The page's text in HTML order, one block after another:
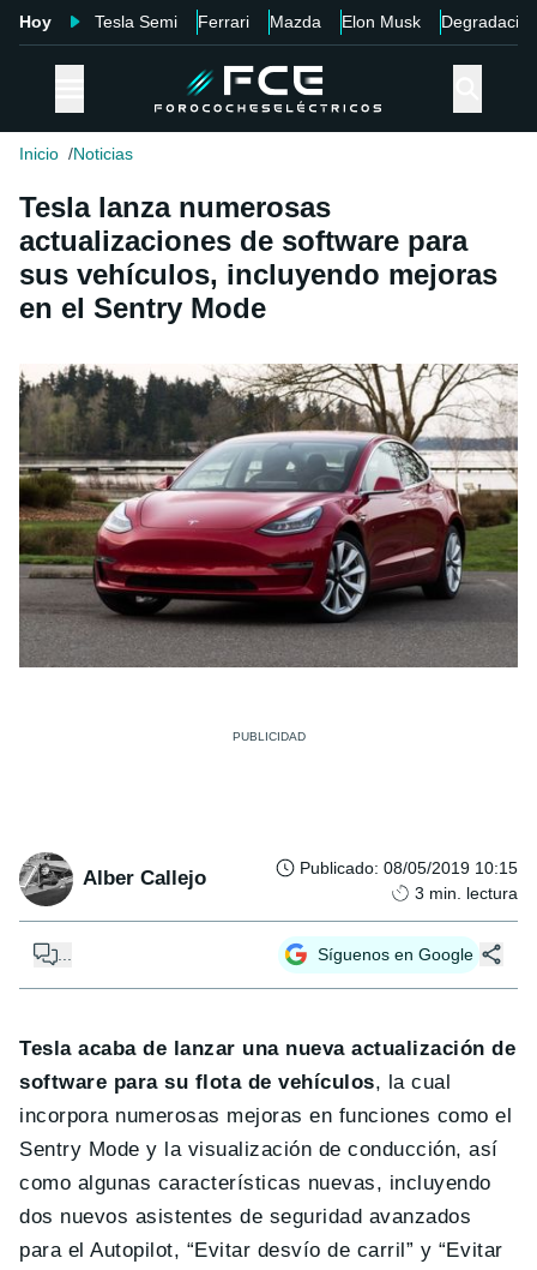
Hoy Tesla Semi Ferrari Mazda Elon Musk Degradación
Inicio Noticias
Tesla lanza numerosas
actualizaciones de software para
sus vehículos, incluyendo mejoras
en el Sentry Mode
Alber Callejo Publicado: 08/05/2019 10:15
3 min. lectura
Síguenos en Google
Tesla acaba de lanzar una nueva actualización de
software para su flota de vehículos, la cual
incorpora numerosas mejoras en funciones como el
Sentry Mode y la visualización de conducción, así
como algunas características nuevas, incluyendo
dos nuevos asistentes de seguridad avanzados
para el Autopilot, “Evitar desvío de carril” y “Evitar